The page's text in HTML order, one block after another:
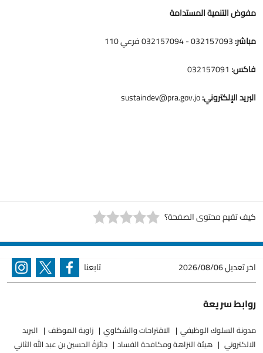
مفوض التنمية المستدامة
مباشر:032157093 - 032157094 فرعي 110
فاكس:
البريد الإلكتروني:sustaindev@pra.gov.jo
كيف تقيم محتوى الصفحة؟
اخر تعديل2026/08/06 تابعنا
روابط سريعة
مدونة السلوك الوظيفي الاقتراحات والشكاوي زاوية الموظف
البريد
الالكتروني
هيئة النزاهة ومكافحة الفساد
جائزةُ الحسين بن عبدِ الله الثاني